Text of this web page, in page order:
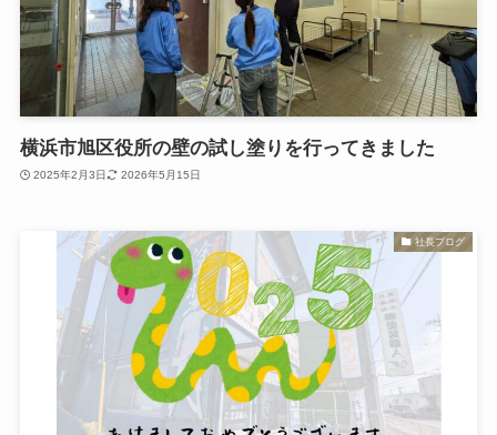
横浜市旭区役所の壁の試し塗りを行ってきました
2025年2月3日 2026年5月15日
社長ブログ